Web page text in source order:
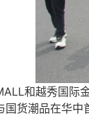
和越秀国际
货潮品在华